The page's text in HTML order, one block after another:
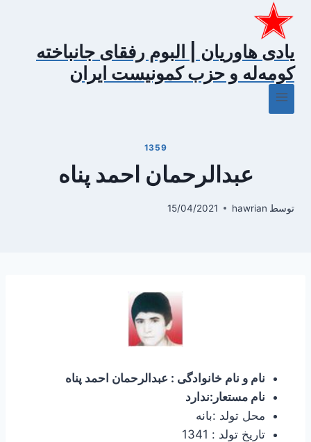
بازگشت
محتوایادی هاوریان | البوم رفقای جانباخته
کومه‌له و حزب کمونیست ایران
1359
عبدالرحمان احمد پناه
توسط hawrian
15/04/2021
نام و نام خانوادگی : عبدالرحمان احمد پناه
نام مستعار:ندارد
محل تولد :بانه
تاریخ تولد : 1341